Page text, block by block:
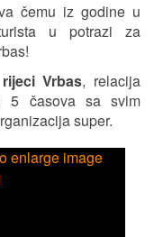
čemu iz godine u
u potrazi za
Vrbas, relacija
5 časova sa svim
super.